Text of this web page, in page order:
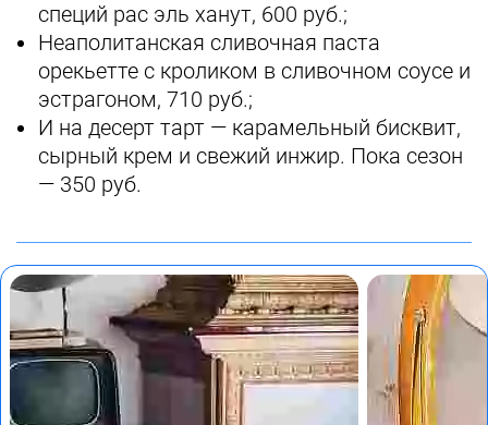
специй рас эль ханут, 600 руб.;
Неаполитанская сливочная паста
орекьетте с кроликом в сливочном соусе и
эстрагоном, 710 руб.;
И на десерт тарт — карамельный бисквит,
сырный крем и свежий инжир. Пока сезон
— 350 руб.